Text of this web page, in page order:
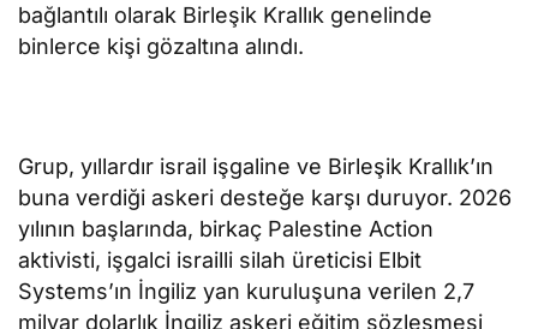
bağlantılı olarak Birleşik Krallık genelinde
binlerce kişi gözaltına alındı.
Grup, yıllardır israil işgaline ve Birleşik Krallık’ın
buna verdiği askeri desteğe karşı duruyor. 2026
yılının başlarında, birkaç Palestine Action
aktivisti, işgalci israilli silah üreticisi Elbit
Systems’ın İngiliz yan kuruluşuna verilen 2,7
milyar dolarlık İngiliz askeri eğitim sözleşmesi